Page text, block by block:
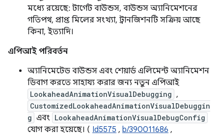
মধ্যে রয়েছে: টার্গেট বাউন্ডস, বাউন্ডস অ্যানিমেশনের
গতিপথ, প্রাপ্ত মিলের সংখ্যা, ট্রানজিশনটি সক্রিয় আছে
কিনা, ইত্যাদি।
এপিআই পরিবর্তন
অ্যানিমেটেড বাউন্ডস এবং শেয়ার্ড এলিমেন্ট অ্যানিমেশন
ডিবাগ করতে সাহায্য করার জন্য নতুন এপিআই
LookaheadAnimationVisualDebugging ,
CustomizedLookaheadAnimationVisualDebuggin
g এবং LookaheadAnimationVisualDebugConfig
যোগ করা হয়েছে। ( Id5575 , b/390011686 ,